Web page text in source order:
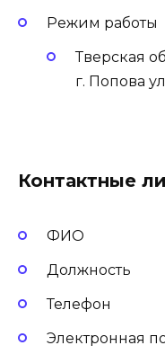
Режим работы
Тверская
г. Попова
Контактные
ФИО
Должность
Телефон
Электронная